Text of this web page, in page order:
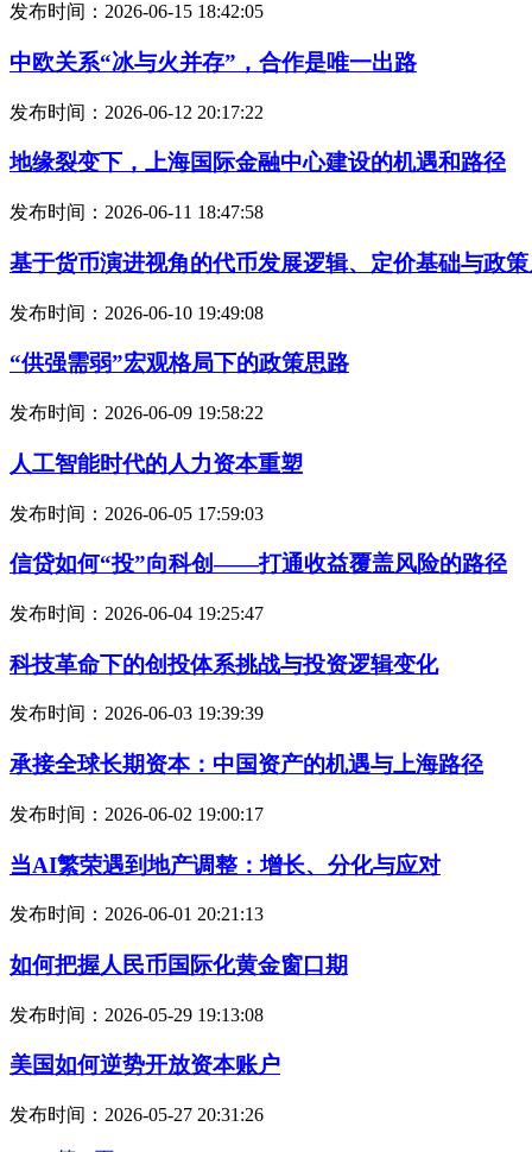
发布时间：2026-06-15 18:42:05
中欧关系“冰与火并存”，合作是唯一出路
发布时间：2026-06-12 20:17:22
地缘裂变下，上海国际金融中心建设的机遇和路径
发布时间：2026-06-11 18:47:58
基于货币演进视角的代币发展逻辑、定价基础与政
发布时间：2026-06-10 19:49:08
“供强需弱”宏观格局下的政策思路
发布时间：2026-06-09 19:58:22
人工智能时代的人力资本重塑
发布时间：2026-06-05 17:59:03
信贷如何“投”向科创——打通收益覆盖风险的路径
发布时间：2026-06-04 19:25:47
科技革命下的创投体系挑战与投资逻辑变化
发布时间：2026-06-03 19:39:39
承接全球长期资本：中国资产的机遇与上海路径
发布时间：2026-06-02 19:00:17
当AI繁荣遇到地产调整：增长、分化与应对
发布时间：2026-06-01 20:21:13
如何把握人民币国际化黄金窗口期
发布时间：2026-05-29 19:13:08
美国如何逆势开放资本账户
发布时间：2026-05-27 20:31:26